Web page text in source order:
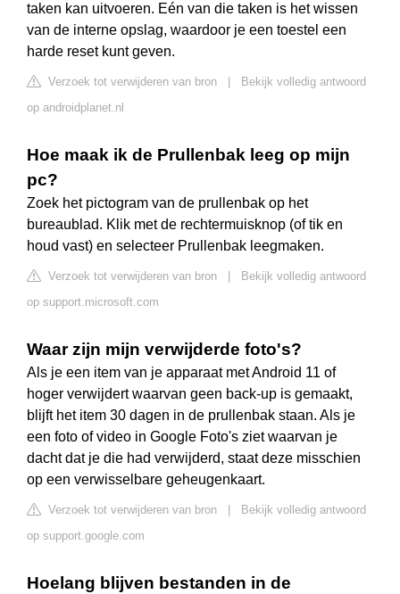
taken kan uitvoeren. Eén van die taken is het wissen
van de interne opslag, waardoor je een toestel een
harde reset kunt geven.
Verzoek tot verwijderen van bron
Bekijk volledig antwoord
op androidplanet.nl
Hoe maak ik de Prullenbak leeg op mijn
pc?
Zoek het pictogram van de prullenbak op het
bureaublad. Klik met de rechtermuisknop (of tik en
houd vast) en selecteer Prullenbak leegmaken.
Verzoek tot verwijderen van bron
Bekijk volledig antwoord
op support.microsoft.com
Waar zijn mijn verwijderde foto's?
Als je een item van je apparaat met Android 11 of
hoger verwijdert waarvan geen back-up is gemaakt,
blijft het item 30 dagen in de prullenbak staan. Als je
een foto of video in Google Foto's ziet waarvan je
dacht dat je die had verwijderd, staat deze misschien
op een verwisselbare geheugenkaart.
Verzoek tot verwijderen van bron
Bekijk volledig antwoord
op support.google.com
Hoelang blijven bestanden in de